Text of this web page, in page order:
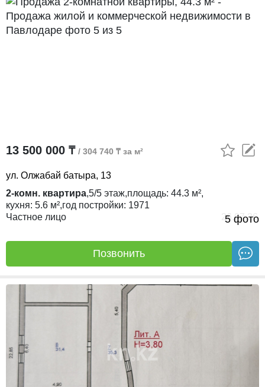
5 фото
13 500 000 ₸ / 304 740 ₸ за м²
ул. Олжабай батыра, 13
2-комн. квартира,5/5 этаж,площадь: 44.3 м²,
кухня: 5.6 м²,год постройки: 1971
Частное лицо
26.07.26
Позвонить